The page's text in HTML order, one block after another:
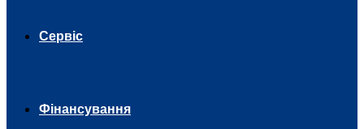
Сервіс
Фінансування